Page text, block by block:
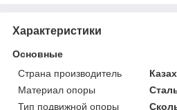
Характеристики
Основные
Страна производитель
Материал опоры
Тип подвижной опоры